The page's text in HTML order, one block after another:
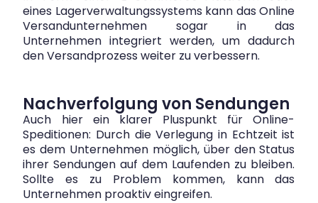
eines Lagerverwaltungssystems kann das Online
Versandunternehmen sogar in das
Unternehmen integriert werden, um dadurch
den Versandprozess weiter zu verbessern.
Nachverfolgung von Sendungen
Auch hier ein klarer Pluspunkt für Online-
Speditionen: Durch die Verlegung in Echtzeit ist
es dem Unternehmen möglich, über den Status
ihrer Sendungen auf dem Laufenden zu bleiben.
Sollte es zu Problem kommen, kann das
Unternehmen proaktiv eingreifen.